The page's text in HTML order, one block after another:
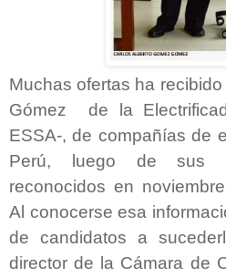
Muchas ofertas ha recibido
Gómez de la
ESSA-, de compañías de
Perú, luego de sus
reconocidos en
Al conocerse esa
de candidatos a
director de la Cámara de